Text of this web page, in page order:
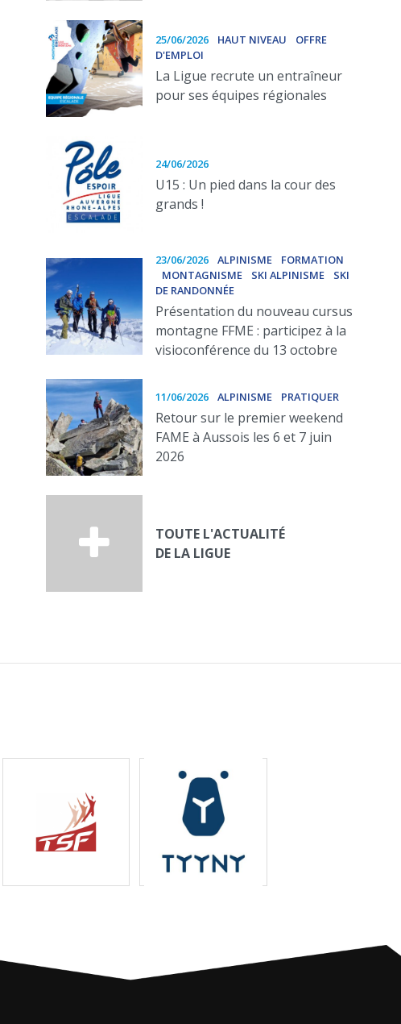
25/06/2026 HAUT NIVEAU
OFFRE
D'EMPLOI
La Ligue recrute un entraîneur
pour ses équipes régionales
24/06/2026
U15 : Un pied dans la cour des
grands !
23/06/2026 ALPINISME
FORMATION
MONTAGNISME
SKI ALPINISME
SKI
DE RANDONNÉE
Présentation du nouveau cursus
montagne FFME : participez à la
visioconférence du 13 octobre
11/06/2026 ALPINISME PRATIQUER
Retour sur le premier weekend
FAME à Aussois les 6 et 7 juin
2026
TOUTE L'ACTUALITÉ
DE LA LIGUE